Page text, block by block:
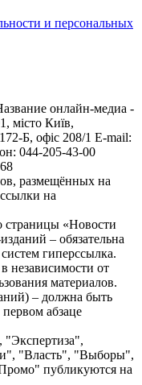
и персональных
онлайн-медиа -
місто Київ,
Б, офіс 208/1 E-mail:
044-205-43-00
размещённых на
на
страницы «Новости
– обязательна
гиперссылка.
независимости от
материалов.
– должна быть
абзаце
"Власть", "Выборы",
публикуются на